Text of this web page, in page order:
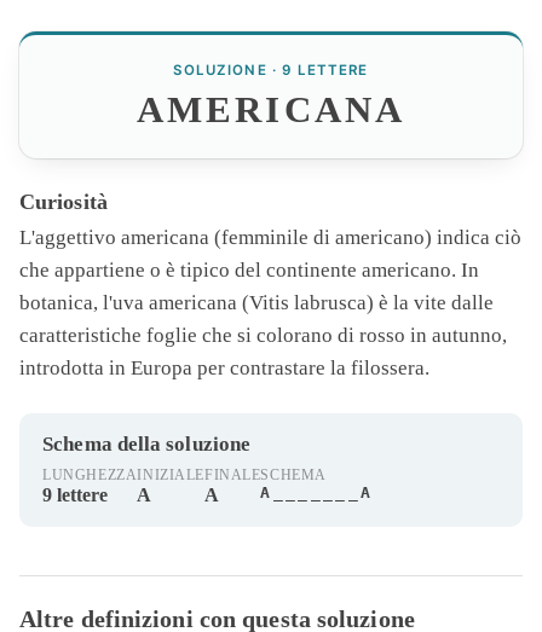
SOLUZIONE · 9 LETTERE
AMERICANA
Curiosità
L'aggettivo americana (femminile di americano) indica ciò
che appartiene o è tipico del continente americano. In
botanica, l'uva americana (Vitis labrusca) è la vite dalle
caratteristiche foglie che si colorano di rosso in autunno,
introdotta in Europa per contrastare la filossera.
Schema della soluzione
LUNGHEZZA
9 lettere
INIZIALE
A
FINALE
A
SCHEMA
A_______A
Altre definizioni con questa soluzione